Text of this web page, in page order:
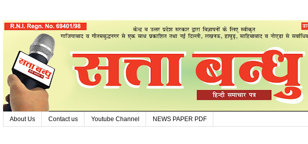
About Us Contact us Youtube Channel NEWS PAPER PDF